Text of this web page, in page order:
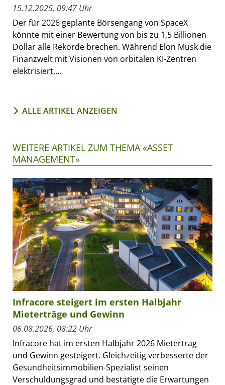
15.12.2025, 09:47 Uhr
Der für 2026 geplante Börsengang von SpaceX
könnte mit einer Bewertung von bis zu 1,5 Billionen
Dollar alle Rekorde brechen. Während Elon Musk die
Finanzwelt mit Visionen von orbitalen KI-Zentren
elektrisiert,...
ALLE ARTIKEL ANZEIGEN
WEITERE ARTIKEL ZUM THEMA «ASSET
MANAGEMENT»
Infracore steigert im ersten Halbjahr
Mieterträge und Gewinn
06.08.2026, 08:22 Uhr
Infracore hat im ersten Halbjahr 2026 Mietertrag
und Gewinn gesteigert. Gleichzeitig verbesserte der
Gesundheitsimmobilien-Spezialist seinen
Verschuldungsgrad und bestätigte die Erwartungen